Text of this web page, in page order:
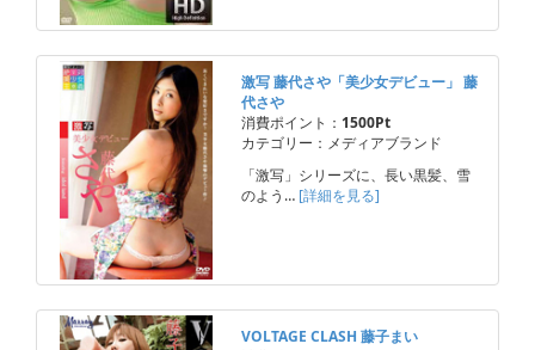
激写 藤代さや「美少女デビュー」 藤
代さや
消費ポイント： 1500Pt
カテゴリー：メディアブランド
「激写」シリーズに、長い黒髪、雪
のよう… [詳細を見る]
VOLTAGE CLASH 藤子まい